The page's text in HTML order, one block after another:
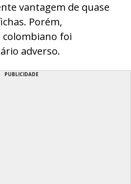
vantagem de quase
Porém,
colombiano foi
adverso.
PUBLICIDADE